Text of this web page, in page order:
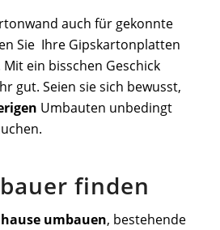
auch für gekonnte
Sie Ihre Gipskartonplatten
ein bisschen Geschick
gut. Seien sie sich bewusst,
Umbauten unbedingt
finden
umbauen, bestehende